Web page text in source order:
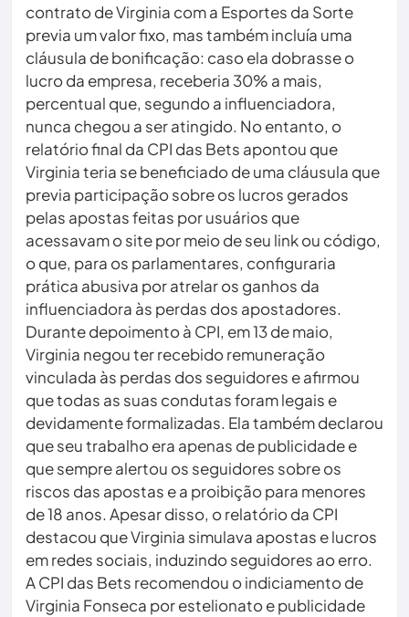
contrato de Virginia com a Esportes da Sorte
previa um valor fixo, mas também incluía uma
cláusula de bonificação: caso ela dobrasse o
lucro da empresa, receberia 30% a mais,
percentual que, segundo a influenciadora,
nunca chegou a ser atingido. No entanto, o
relatório final da CPI das Bets apontou que
Virginia teria se beneficiado de uma cláusula que
previa participação sobre os lucros gerados
pelas apostas feitas por usuários que
acessavam o site por meio de seu link ou código,
o que, para os parlamentares, configuraria
prática abusiva por atrelar os ganhos da
influenciadora às perdas dos apostadores.
Durante depoimento à CPI, em 13 de maio,
Virginia negou ter recebido remuneração
vinculada às perdas dos seguidores e afirmou
que todas as suas condutas foram legais e
devidamente formalizadas. Ela também declarou
que seu trabalho era apenas de publicidade e
que sempre alertou os seguidores sobre os
riscos das apostas e a proibição para menores
de 18 anos. Apesar disso, o relatório da CPI
destacou que Virginia simulava apostas e lucros
em redes sociais, induzindo seguidores ao erro.
A CPI das Bets recomendou o indiciamento de
Virginia Fonseca por estelionato e publicidade